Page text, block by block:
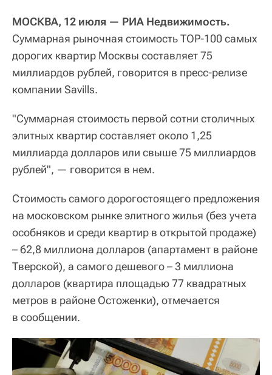
МОСКВА, 12 июля — РИА Недвижимость.
Суммарная рыночная стоимость TOP-100 самых
дорогих квартир Москвы составляет 75
миллиардов рублей, говорится в пресс-релизе
компании Savills.
"Суммарная стоимость первой сотни столичных
элитных квартир составляет около 1,25
миллиарда долларов или свыше 75 миллиардов
рублей", — говорится в нем.
Стоимость самого дорогостоящего предложения
на московском рынке элитного жилья (без учета
особняков и среди квартир в открытой продаже)
– 62,8 миллиона долларов (апартамент в районе
Тверской), а самого дешевого – 3 миллиона
долларов (квартира площадью 77 квадратных
метров в районе Остоженки), отмечается
в сообщении.